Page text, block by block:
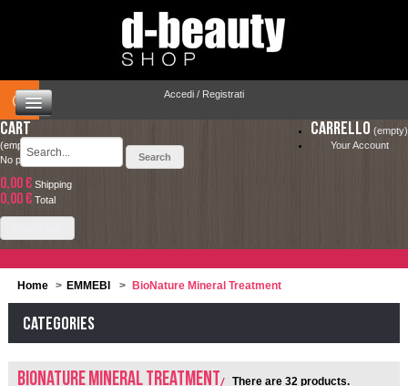
Accedi / Registrati
Carrello (empty)
Your Account
Cart
(empty)
No products
0,00 € Shipping
0,00 € Total
HOME
VISO E CORPO
SOLARI
LA SPEDIZIONE COSTA SOLO 4.90 € ED È
COMPLETAMENTE GRATUITA PER ORDINI
Home > EMMEBI > BioNature Mineral Treatment
Categories
BioNature Mineral Treatment There are 32 products.